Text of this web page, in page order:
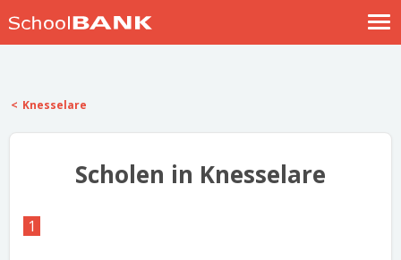
Help
Knesselare
Scholen in Knesselare
1